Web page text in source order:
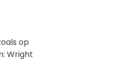
op
Wright